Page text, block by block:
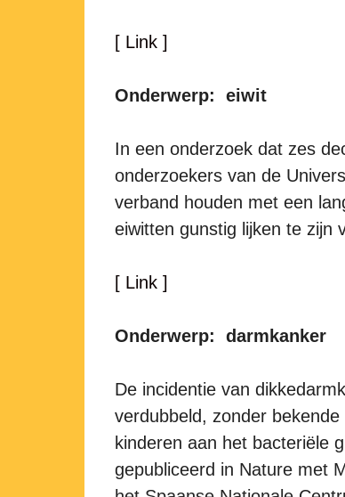
[ Link ]
Onderwerp: eiwit
In een onderzoek dat zes
onderzoekers van de
verband houden met een
eiwitten gunstig lijken te zijn
[ Link ]
Onderwerp: darmkanker
De incidentie van
verdubbeld, zonder
kinderen aan het bacteriële
gepubliceerd in Nature met